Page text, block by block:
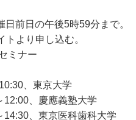
前日の午後5時59分まで。
より申し込む。
ミナー
、東京大学
12:00、慶應義塾大学
14:30、東京医科歯科大学